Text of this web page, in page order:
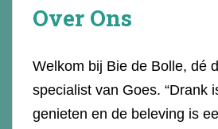
Over Ons
Welkom bij Bie de Bolle, dé
specialist van Goes. “Drank
genieten en de beleving is